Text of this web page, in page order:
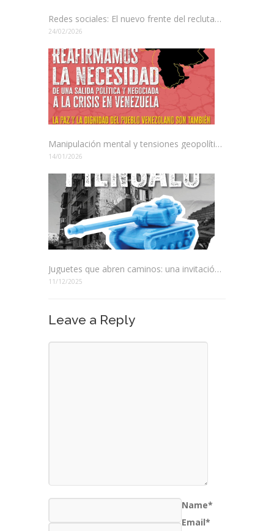
Redes sociales: El nuevo frente del reclutamiento en Colombia
24/02/2026
Manipulación mental y tensiones geopolíticas: El juego de poder en América Latina
14/01/2026
Juguetes que abren caminos: una invitación a elegir mejor
11/12/2025
Leave a Reply
Name*
Email*